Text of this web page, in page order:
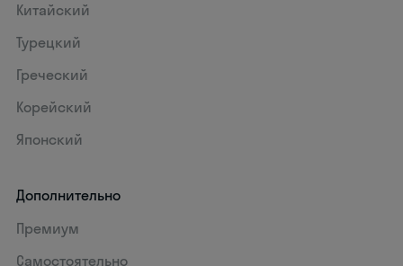
Китайский
Турецкий
Греческий
Корейский
Японский
Дополнительно
Премиум
Самостоятельно